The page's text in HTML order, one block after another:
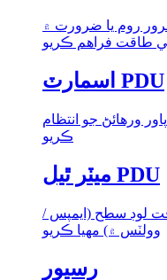
روم يا ضرورت ۾
طاقت فراهم ڪريو
اسمارٽ PDU
ورهائڻ جو انتظام
ڪريو
ميٽر ٿيل PDU
لوڊ سطح (ايمپس /
وولٽس ۾) مهيا ڪريو
رسيور